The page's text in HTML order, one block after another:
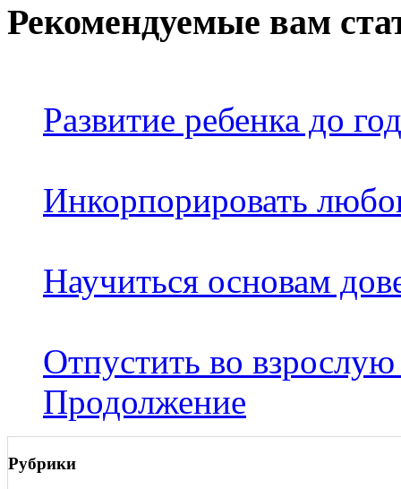
Рекомендуемые вам
Развитие ребенка до
Инкорпорировать
Научиться основам
Отпустить во
Продолжение
Рубрики